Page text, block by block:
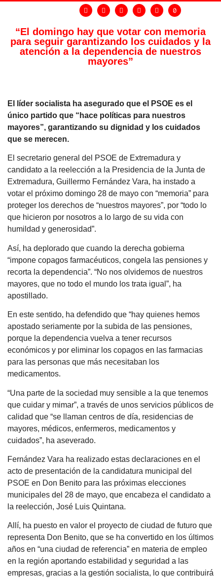
“El domingo hay que votar con memoria
para seguir garantizando los cuidados y la
atención a la dependencia de nuestros
mayores”
El líder socialista ha asegurado que el PSOE es el
único partido que “hace políticas para nuestros
mayores”, garantizando su dignidad y los cuidados
que se merecen.
El secretario general del PSOE de Extremadura y
candidato a la reelección a la Presidencia de la Junta de
Extremadura, Guillermo Fernández Vara, ha instado a
votar el próximo domingo 28 de mayo con “memoria” para
proteger los derechos de “nuestros mayores”, por “todo lo
que hicieron por nosotros a lo largo de su vida con
humildad y generosidad”.
Así, ha deplorado que cuando la derecha gobierna
“impone copagos farmacéuticos, congela las pensiones y
recorta la dependencia”. “No nos olvidemos de nuestros
mayores, que no todo el mundo los trata igual”, ha
apostillado.
En este sentido, ha defendido que “hay quienes hemos
apostado seriamente por la subida de las pensiones,
porque la dependencia vuelva a tener recursos
económicos y por eliminar los copagos en las farmacias
para las personas que más necesitaban los
medicamentos.
“Una parte de la sociedad muy sensible a la que tenemos
que cuidar y mimar”, a través de unos servicios públicos de
calidad que “se llaman centros de día, residencias de
mayores, médicos, enfermeros, medicamentos y
cuidados”, ha aseverado.
Fernández Vara ha realizado estas declaraciones en el
acto de presentación de la candidatura municipal del
PSOE en Don Benito para las próximas elecciones
municipales del 28 de mayo, que encabeza el candidato a
la reelección, José Luis Quintana.
Allí, ha puesto en valor el proyecto de ciudad de futuro que
representa Don Benito, que se ha convertido en los últimos
años en “una ciudad de referencia” en materia de empleo
en la región aportando estabilidad y seguridad a las
empresas, gracias a la gestión socialista, lo que contribuirá